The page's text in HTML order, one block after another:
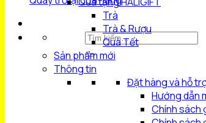
Tìm
kiếm:
Trà
Trà & Rượu
Quà Tết
Sản phẩm mới
Thông tin
Đặt hàng và hỗ
Hướng dẫn
Chính sách